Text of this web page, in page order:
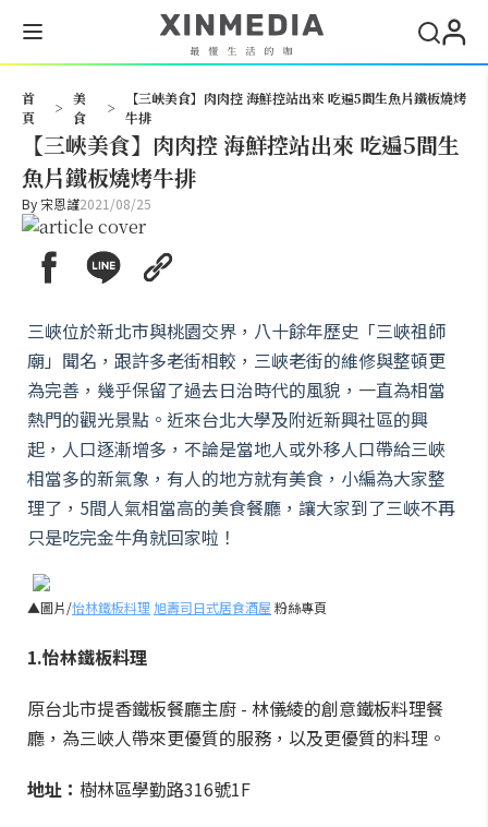
首
頁
>
美
食
>
【三峽美食】肉肉控 海鮮控站出來 吃遍5間生魚片鐵板燒烤
牛排
【三峽美食】肉肉控 海鮮控站出來 吃遍5間生
魚片鐵板燒烤牛排
By 宋恩謹2021/08/25
三峽位於新北市與桃園交界，八十餘年歷史「三峽祖師
廟」聞名，跟許多老街相較，三峽老街的維修與整頓更
為完善，幾乎保留了過去日治時代的風貌，一直為相當
熱門的觀光景點。近來台北大學及附近新興社區的興
起，人口逐漸增多，不論是當地人或外移人口帶給三峽
相當多的新氣象，有人的地方就有美食，小編為大家整
理了，5間人氣相當高的美食餐廳，讓大家到了三峽不再
只是吃完金牛角就回家啦！
▲圖片/怡林鐵板料理 旭壽司日式居食酒屋 粉絲專頁
1.怡林鐵板料理
原台北市提香鐵板餐廳主廚 - 林儀綾的創意鐵板料理餐
廳，為三峽人帶來更優質的服務，以及更優質的料理。
地址： 樹林區學勤路316號1F